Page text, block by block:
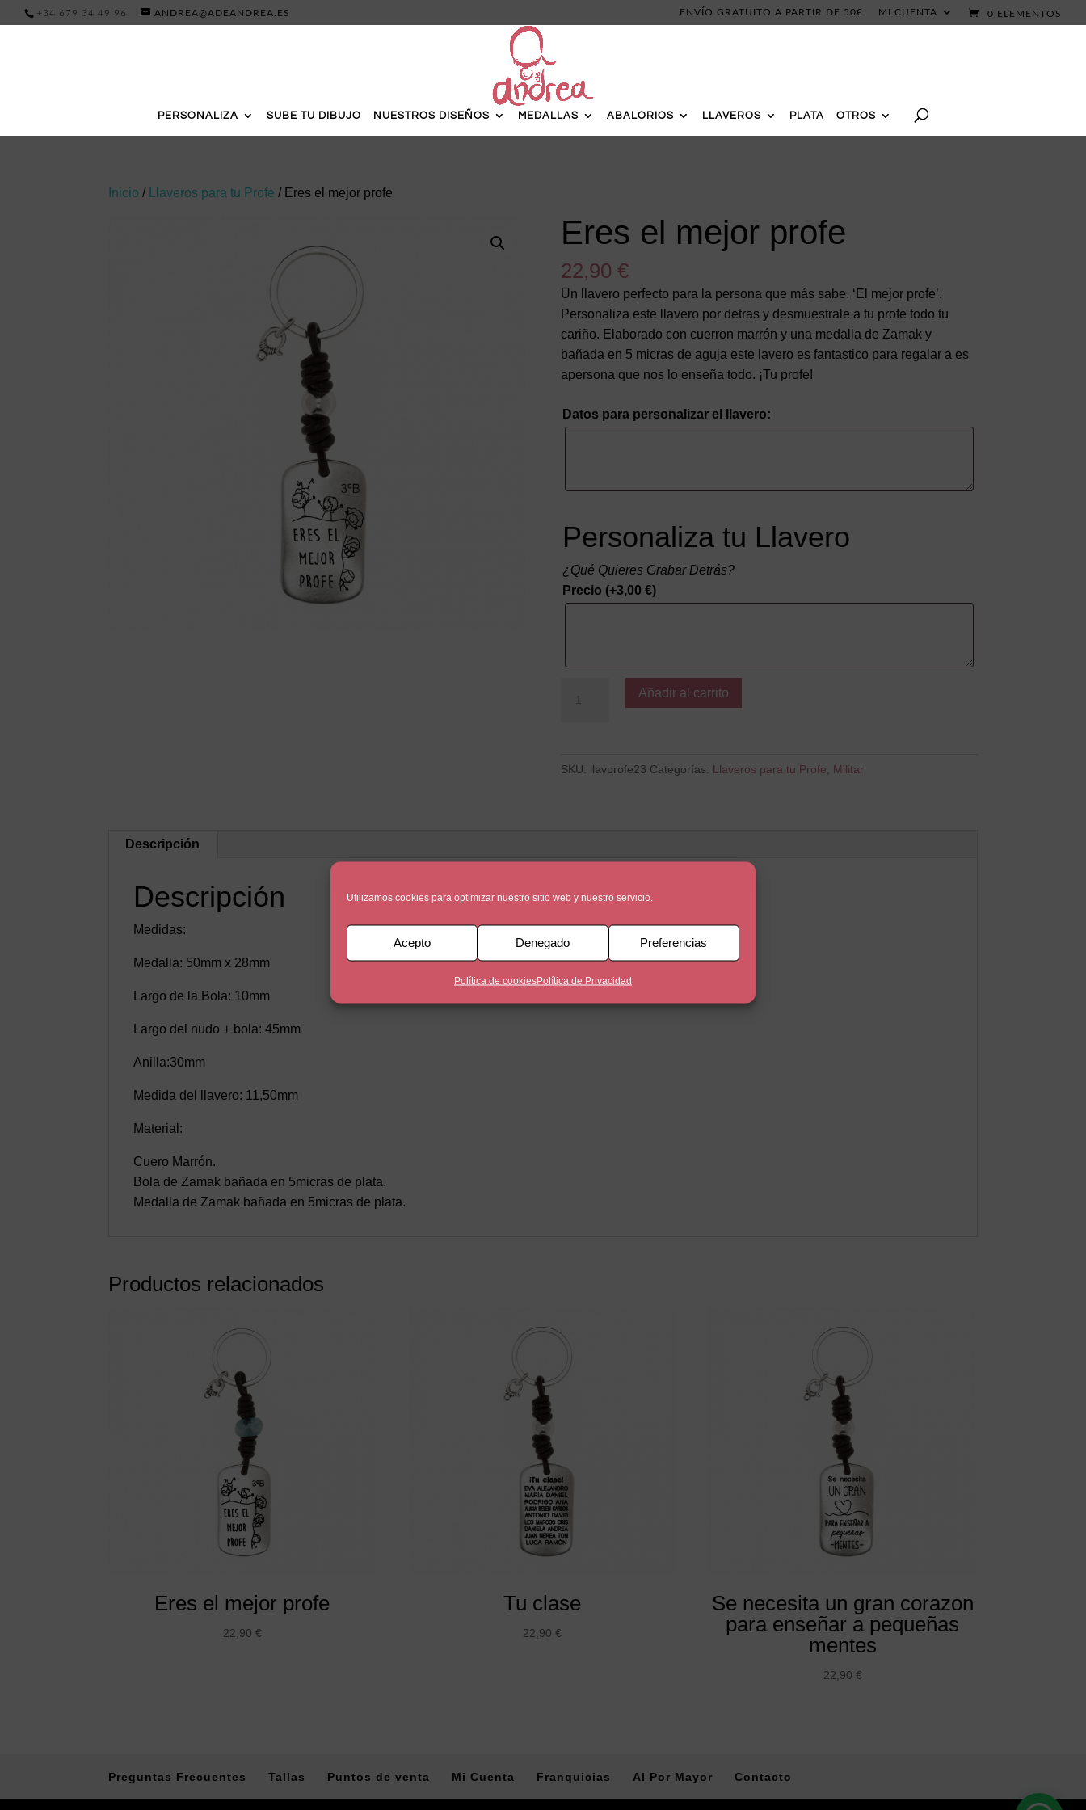
Utilizamos cookies para optimizar nuestro sitio web y nuestro servicio.
Acepto Denegado Preferencias
Política de cookiesPolítica de Privacidad
+34 679 34 49 96 ANDREA@ADEANDREA.ES ENVÍO GRATUITO A PARTIR DE 50€ MI CUENTA 0 ELEMENTOS
PERSONALIZA SUBE TU DIBUJO NUESTROS DISEÑOS MEDALLAS ABALORIOS LLAVEROS PLATA OTROS
Inicio / Llaveros para tu Profe / Eres el mejor profe
Eres el mejor profe
22,90 €
Un llavero perfecto para la persona que más sabe. ‘El mejor profe’.
Personaliza este llavero por detras y desmuestrale a tu profe todo tu
cariño. Elaborado con cuerron marrón y una medalla de Zamak y
bañada en 5 micras de aguja este lavero es fantastico para regalar a es
apersona que nos lo enseña todo. ¡Tu profe!
Datos para personalizar el llavero:
Personaliza tu Llavero
¿Qué Quieres Grabar Detrás?
Precio (+3,00 €)
cantidad
Añadir al carrito
SKU: llavprofe23 Categorías: Llaveros para tu Profe Militar
Descripción
Descripción
Medidas:
Medalla: 50mm x 28mm
Largo de la Bola: 10mm
Largo del nudo + bola: 45mm
Anilla:30mm
Medida del llavero: 11,50mm
Material:
Cuero Marrón.
Bola de Zamak bañada en 5micras de plata.
Medalla de Zamak bañada en 5micras de plata.
Productos relacionados
Eres el mejor profe
22,90 €
Tu clase
22,90€
Se necesita un gran corazon
para enseñar a pequeñas
mentes
22,90 €
Preguntas Frecuentes Tallas Puntos de venta Mi Cuenta Franquicias Al Por Mayor Contacto